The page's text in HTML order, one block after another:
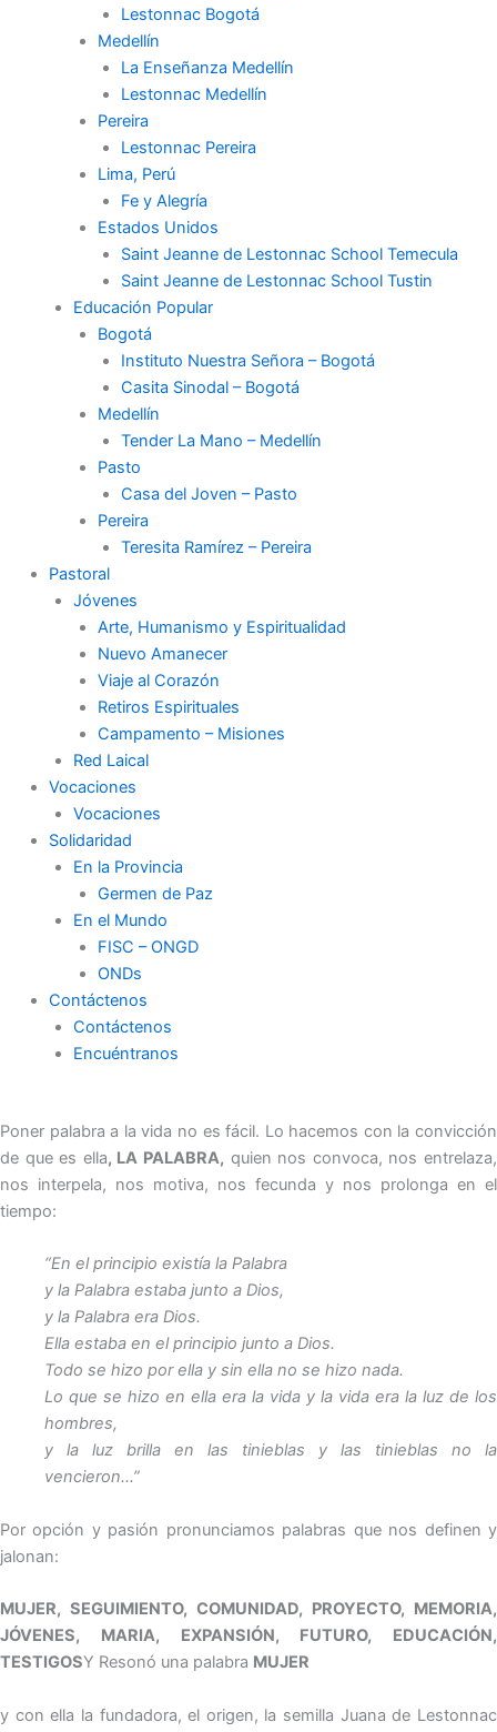
Lestonnac Bogotá
Medellín
La Enseñanza Medellín
Lestonnac Medellín
Pereira
Lestonnac Pereira
Lima, Perú
Fe y Alegría
Estados Unidos
Saint Jeanne de Lestonnac School Temecula
Saint Jeanne de Lestonnac School Tustin
Educación Popular
Bogotá
Instituto Nuestra Señora – Bogotá
Casita Sinodal – Bogotá
Medellín
Tender La Mano – Medellín
Pasto
Casa del Joven – Pasto
Pereira
Teresita Ramírez – Pereira
Pastoral
Jóvenes
Arte, Humanismo y Espiritualidad
Nuevo Amanecer
Viaje al Corazón
Retiros Espirituales
Campamento – Misiones
Red Laical
Vocaciones
Vocaciones
Solidaridad
En la Provincia
Germen de Paz
En el Mundo
FISC – ONGD
ONDs
Contáctenos
Contáctenos
Encuéntranos
Poner palabra a la vida no es fácil. Lo hacemos con la convicción
de que es ella, LA PALABRA, quien nos convoca, nos entrelaza,
nos interpela, nos motiva, nos fecunda y nos prolonga en el
tiempo:
“En el principio existía la Palabra
y la Palabra estaba junto a Dios,
y la Palabra era Dios.
Ella estaba en el principio junto a Dios.
Todo se hizo por ella y sin ella no se hizo nada.
Lo que se hizo en ella era la vida y la vida era la luz de los
hombres,
y la luz brilla en las tinieblas y las tinieblas no la
vencieron…”
Por opción y pasión pronunciamos palabras que nos definen y
jalonan:
MUJER, SEGUIMIENTO, COMUNIDAD, PROYECTO, MEMORIA,
JÓVENES, MARIA, EXPANSIÓN, FUTURO, EDUCACIÓN,
TESTIGOSY Resonó una palabra MUJER
y con ella la fundadora, el origen, la semilla Juana de Lestonnac